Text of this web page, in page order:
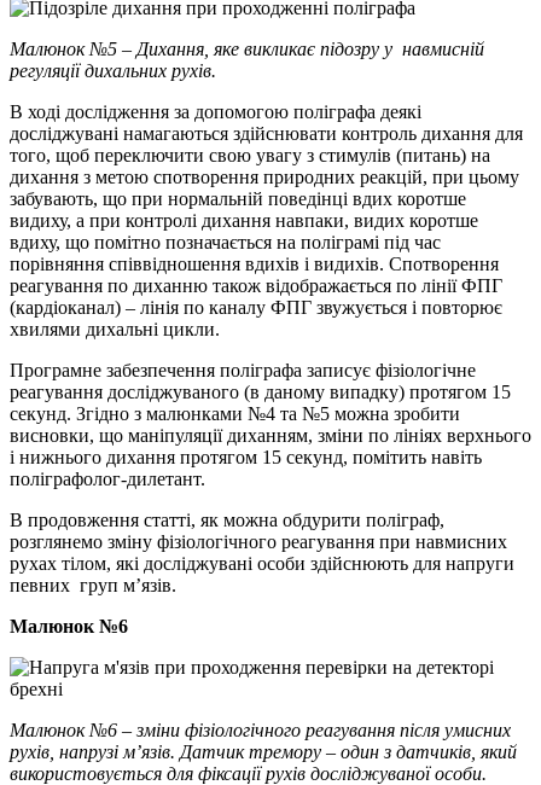
Малюнок №5 – Дихання, яке викликає підозру у навмисній ​​
регуляції дихальних рухів.
В ході дослідження за допомогою поліграфа деякі
досліджувані намагаються здійснювати контроль дихання для
того, щоб переключити свою увагу з стимулів (питань) на
дихання з метою спотворення природних реакцій, при цьому
забувають, що при нормальній поведінці вдих коротше
видиху, а при контролі дихання навпаки, видих коротше
вдиху, що помітно позначається на поліграмі під час
порівняння співвідношення вдихів і видихів. Спотворення
реагування по диханню також відображається по лінії ФПГ
(кардіоканал) – лінія по каналу ФПГ звужується і повторює
хвилями дихальні цикли.
Програмне забезпечення поліграфа записує фізіологічне
реагування досліджуваного (в даному випадку) протягом 15
секунд. Згідно з малюнками №4 та №5 можна зробити
висновки, що маніпуляції диханням, зміни по лініях верхнього
і нижнього дихання протягом 15 секунд, помітить навіть
поліграфолог-дилетант.
В продовження статті, як можна обдурити поліграф,
розглянемо зміну фізіологічного реагування при навмисних
рухах тілом, які досліджувані особи здійснюють для напруги
певних груп м’язів.
Малюнок №6
Малюнок №6 – зміни фізіологічного реагування після умисних
рухів, напрузі м’язів. Датчик тремору – один з датчиків, який
використовується для фіксації рухів досліджуваної особи.